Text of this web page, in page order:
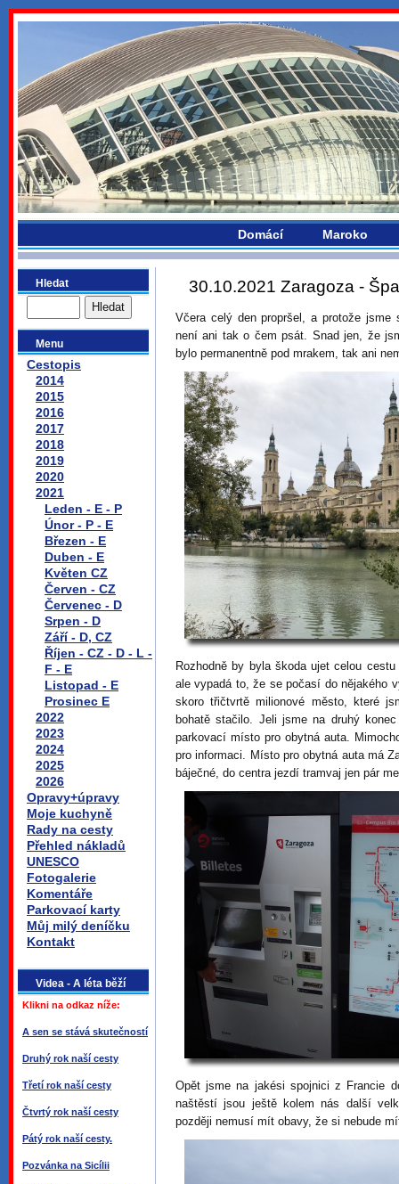
bydlikemevropou.com
Domácí Maroko
Hledat
Menu
Cestopis
2014
2015
2016
2017
2018
2019
2020
2021
Leden - E - P
Únor - P - E
Březen - E
Duben - E
Květen CZ
Červen - CZ
Červenec - D
Srpen - D
Září - D, CZ
Říjen - CZ - D - L -
F - E
Listopad - E
Prosinec E
2022
2023
2024
2025
2026
Opravy+úpravy
Moje kuchyně
Rady na cesty
Přehled nákladů
UNESCO
Fotogalerie
Komentáře
Parkovací karty
Můj milý deníčku
Kontakt
Videa - A léta běží
Klikni na odkaz níže:
A sen se stává skutečností
Druhý rok naší cesty
Třetí rok naší cesty
Čtvrtý rok naší cesty
Pátý rok naší cesty.
Pozvánka na Sicílii
30.10.2021 Zaragoza -
Včera celý den propršel, a protože
není ani tak o čem psát. Snad jen, že
bylo permanentně pod mrakem, tak ani
Rozhodně by byla škoda ujet celou
ale vypadá to, že se počasí do nějakého
skoro třičtvrtě milionové město, které
bohatě stačilo. Jeli jsme na druhý
parkovací místo pro obytná auta.
pro informaci. Místo pro obytná auta má
báječné, do centra jezdí tramvaj jen pár
Opět jsme na jakési spojnici z Francie
naštěstí jsou ještě kolem nás další
později nemusí mít obavy, že si nebude